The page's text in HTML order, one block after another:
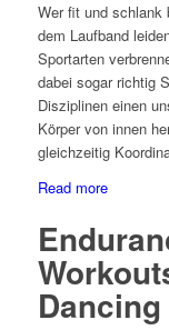
Wer fit und schlank
dem Laufband
Sportarten
dabei sogar richtig
Disziplinen einen
Körper von innen
gleichzeitig
Read more